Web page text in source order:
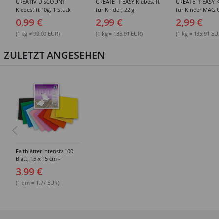
CREATIV DISCOUNT
Klebestift 10g, 1 Stück
0,99 €
(1 kg = 99.00 EUR)
CREATE IT EASY Klebestift
für Kinder, 22 g
2,99 €
(1 kg = 135.91 EUR)
CREATE IT
für Kinder
2,99 €
(1 kg = 135.91
ZULETZT ANGESEHEN
Faltblätter intensiv 100
Blatt, 15 x 15 cm -
Verschiedene Farben
3,99 €
(1 qm = 1.77 EUR)